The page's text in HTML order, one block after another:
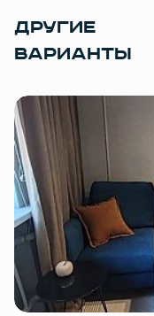
ДРУГИЕ
ВАРИАНТЫ